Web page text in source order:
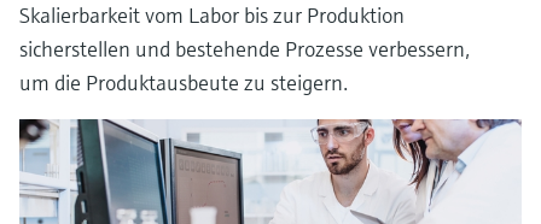
Skalierbarkeit vom Labor bis zur Produktion
sicherstellen und bestehende Prozesse verbessern,
um die Produktausbeute zu steigern.